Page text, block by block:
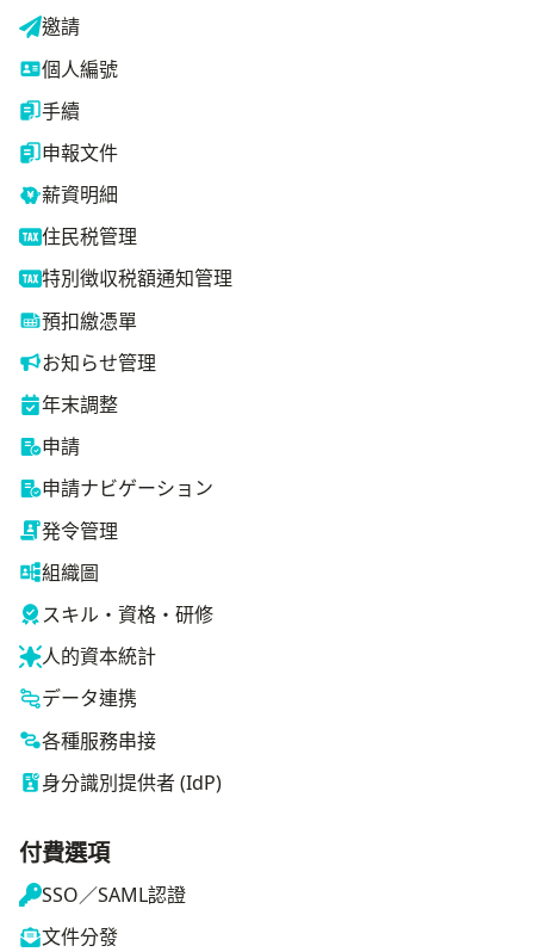
邀請
個人編號
手續
申報文件
薪資明細
住民税管理
特別徴収税額通知管理
預扣繳憑單
お知らせ管理
年末調整
申請
申請ナビゲーション
発令管理
組織圖
スキル・資格・研修
人的資本統計
データ連携
各種服務串接
身分識別提供者 (IdP)
付費選項
SSO／SAML認證
文件分發